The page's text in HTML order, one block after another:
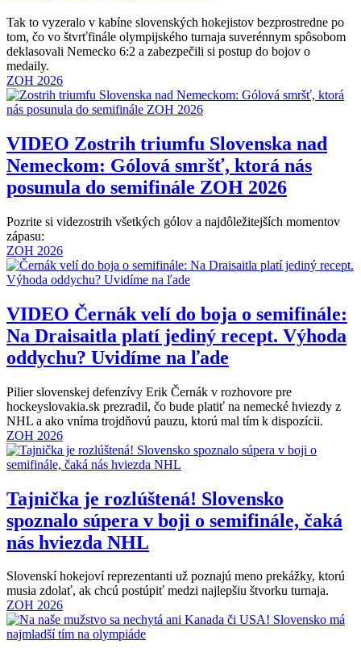
Tak to vyzeralo v kabíne slovenských hokejistov bezprostredne po
tom, čo vo štvrťfinále olympijského turnaja suverénnym spôsobom
deklasovali Nemecko 6:2 a zabezpečili si postup do bojov o
medaily.
ZOH 2026
VIDEO Zostrih triumfu Slovenska nad
Nemeckom: Gólová smršť, ktorá nás
posunula do semifinále ZOH 2026
Pozrite si videzostrih všetkých gólov a najdôležitejších momentov
zápasu:
ZOH 2026
VIDEO Černák velí do boja o semifinále:
Na Draisaitla platí jediný recept. Výhoda
oddychu? Uvidíme na ľade
Pilier slovenskej defenzívy Erik Černák v rozhovore pre
hockeyslovakia.sk prezradil, čo bude platiť na nemecké hviezdy z
NHL a ako vníma trojdňovú pauzu, ktorú mal tím k dispozícii.
ZOH 2026
Tajnička je rozlúštená! Slovensko
spoznalo súpera v boji o semifinále, čaká
nás hviezda NHL
Slovenskí hokejoví reprezentanti už poznajú meno prekážky, ktorú
musia zdolať, ak chcú postúpiť medzi najlepšiu štvorku turnaja.
ZOH 2026